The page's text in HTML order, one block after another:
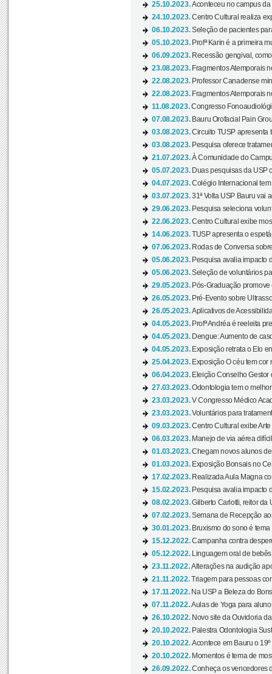
25.10.2023.Aconteceu no campus da
24.10.2023.Centro Cultural realiza
06.10.2023.Seleção de pacientes
05.10.2023. Profª Karin é a primeira
06.09.2023. Recessão gengival,
23.08.2023. Fragmentos Atemporais
22.08.2023. Professor Canadense
22.08.2023. Fragmentos Atemporais
11.08.2023.Congresso
07.08.2023. Bauru Orofacial Pain
03.08.2023.Circuito TUSP apresenta
03.08.2023. Pesquisa oferece
21.07.2023.À Comunidade do
05.07.2023. Duas pesquisas da USP
04.07.2023.Colégio Internacional
03.07.2023.31ª Volta USP Bauru vai
29.06.2023. Pesquisa seleciona
22.06.2023.Centro Cultural exibe
14.06.2023.TUSP apresenta o
07.06.2023. Rodas de Conversa
05.06.2023. Pesquisa avalia impacto
05.06.2023.Seleção de voluntários
29.05.2023. Pós-Graduação
26.05.2023. Pré-Evento sobre
26.05.2023.Aplicativos de
04.05.2023. Profª Andréa é reeleita
04.05.2023. Dengue: Aumento de
04.05.2023. Exposição retrata o Elo
25.04.2023. Exposição O céu tem cor
06.04.2023. Eleição Conselho Gestor
27.03.2023.Odontologia tem o
23.03.2023.V Congresso Médico
23.03.2023.Voluntários para
09.03.2023.Centro Cultural exibe
06.03.2023. Manejo de via aérea
01.03.2023.Chegam novos alunos
01.03.2023. Exposição Bonsais no
17.02.2023. Realizada Aula Magna
15.02.2023. Pesquisa avalia impacto
08.02.2023.Gilberto Carlotti, reitor da
07.02.2023.Semana de Recepção
30.01.2023. Bruxismo do sono é
15.12.2022.Campanha contra
05.12.2022.
Linguagem oral de
23.11.2022.Alterações na audição
21.11.2022.Triagem para pessoas
17.11.2022. Na USP a Beleza do
07.11.2022.Aulas de Yoga para
26.10.2022. Novo site da Ouvidoria
20.10.2022. Palestra Odontologia
20.10.2022.Acontece em Bauru o 19º
20.10.2022. Momentos é tema de
26.09.2022.Conheça os vencedores